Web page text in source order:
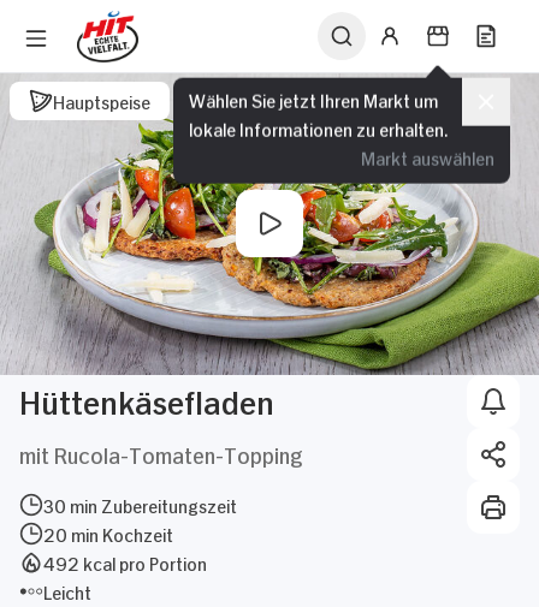
Wählen Sie jetzt Ihren Markt um
lokale Informationen zu erhalten.
Markt auswählen
Hauptspeise
Hüttenkäsefladen
mit Rucola-Tomaten-Topping
30 min Zubereitungszeit
20 min Kochzeit
492 kcal pro Portion
Leicht